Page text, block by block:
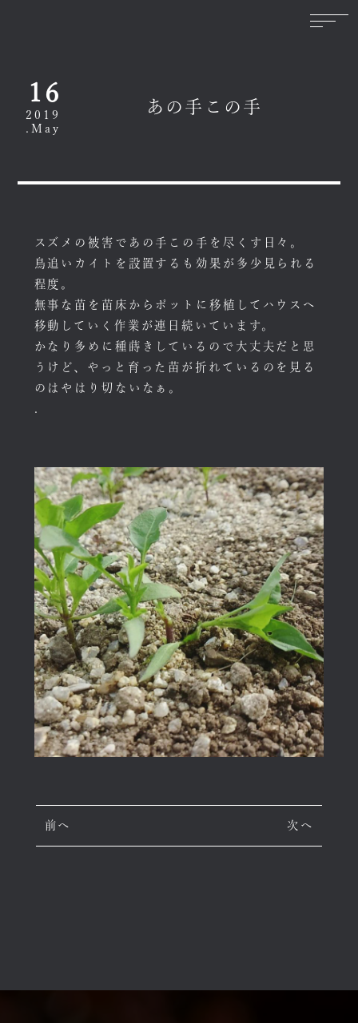
16
2019
.May
あの手この手
スズメの被害であの手この手を尽くす日々。
鳥追いカイトを設置するも効果が多少見られる
程度。
無事な苗を苗床からポットに移植してハウスへ
移動していく作業が連日続いています。
かなり多めに種蒔きしているので大丈夫だと思
うけど、やっと育った苗が折れているのを見る
のはやはり切ないなぁ。
.
前へ 次へ